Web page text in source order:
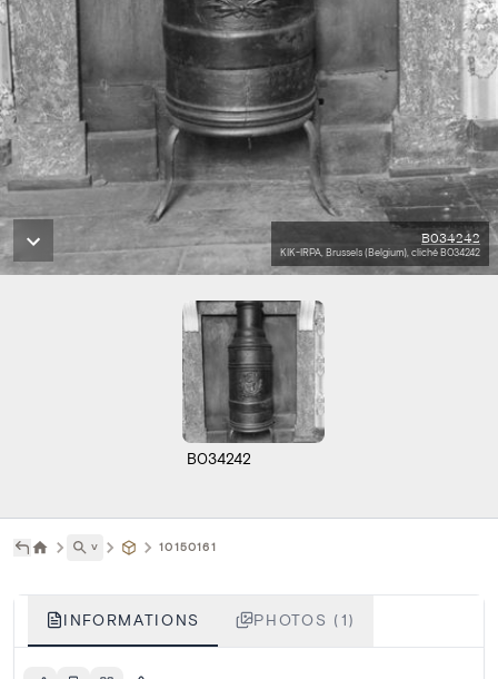
B034242
KIK-IRPA, Brussels (Belgium), cliché B034242
B034242
˅ 10150161
INFORMATIONS PHOTOS (1)